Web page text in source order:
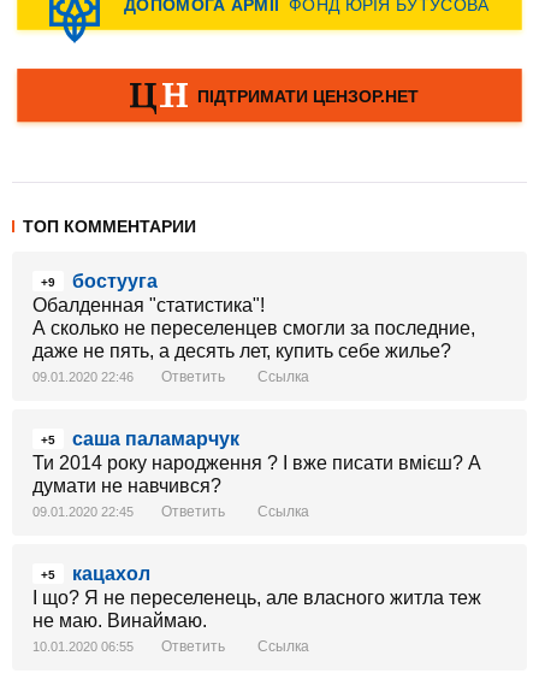
ТОП КОММЕНТАРИИ
+9
бостууга
Обалденная "статистика"!
А сколько не переселенцев смогли за последние,
даже не пять, а десять лет, купить себе жилье?
09.01.2020 22:46 Ответить Ссылка
+5
саша паламарчук
Ти 2014 року народження ? І вже писати вмієш? А
думати не навчився?
09.01.2020 22:45 Ответить Ссылка
+5
кацахол
І що? Я не переселенець, але власного житла теж
не маю. Винаймаю.
10.01.2020 06:55 Ответить Ссылка